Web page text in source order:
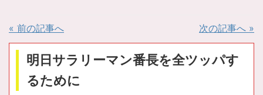
« 前の記事へ 次の記事へ »
明日サラリーマン番長を全ツッパす
るために